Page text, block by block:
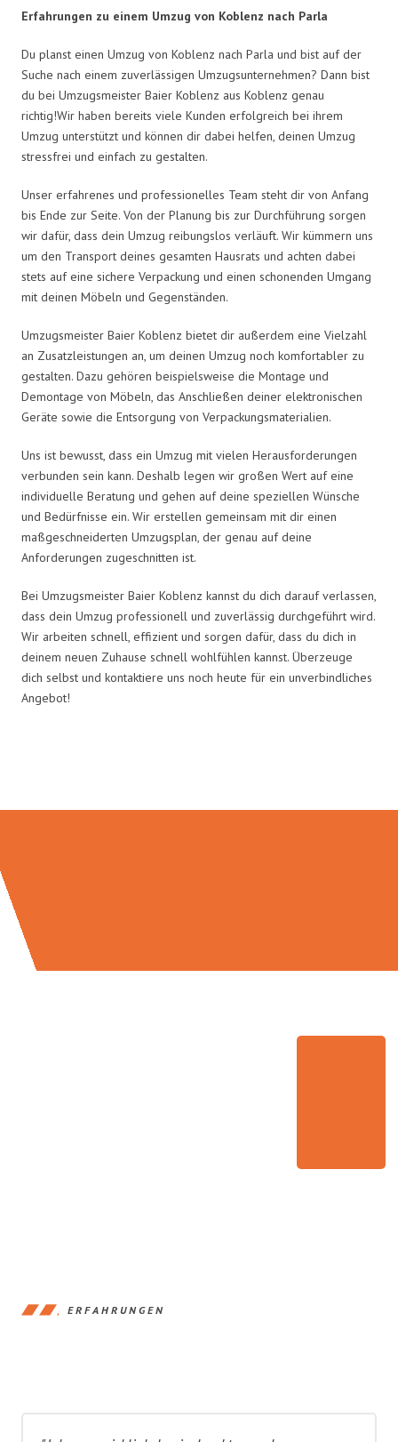
Erfahrungen zu einem Umzug von Koblenz nach Parla
Du planst einen Umzug von Koblenz nach Parla und bist auf der
Suche nach einem zuverlässigen Umzugsunternehmen? Dann bist
du bei Umzugsmeister Baier Koblenz aus Koblenz genau
richtig!Wir haben bereits viele Kunden erfolgreich bei ihrem
Umzug unterstützt und können dir dabei helfen, deinen Umzug
stressfrei und einfach zu gestalten.
Unser erfahrenes und professionelles Team steht dir von Anfang
bis Ende zur Seite. Von der Planung bis zur Durchführung sorgen
wir dafür, dass dein Umzug reibungslos verläuft. Wir kümmern uns
um den Transport deines gesamten Hausrats und achten dabei
stets auf eine sichere Verpackung und einen schonenden Umgang
mit deinen Möbeln und Gegenständen.
Umzugsmeister Baier Koblenz bietet dir außerdem eine Vielzahl
an Zusatzleistungen an, um deinen Umzug noch komfortabler zu
gestalten. Dazu gehören beispielsweise die Montage und
Demontage von Möbeln, das Anschließen deiner elektronischen
Geräte sowie die Entsorgung von Verpackungsmaterialien.
Uns ist bewusst, dass ein Umzug mit vielen Herausforderungen
verbunden sein kann. Deshalb legen wir großen Wert auf eine
individuelle Beratung und gehen auf deine speziellen Wünsche
und Bedürfnisse ein. Wir erstellen gemeinsam mit dir einen
maßgeschneiderten Umzugsplan, der genau auf deine
Anforderungen zugeschnitten ist.
Bei Umzugsmeister Baier Koblenz kannst du dich darauf verlassen,
dass dein Umzug professionell und zuverlässig durchgeführt wird.
Wir arbeiten schnell, effizient und sorgen dafür, dass du dich in
deinem neuen Zuhause schnell wohlfühlen kannst. Überzeuge
dich selbst und kontaktiere uns noch heute für ein unverbindliches
Angebot!
ERFAHRUNGEN